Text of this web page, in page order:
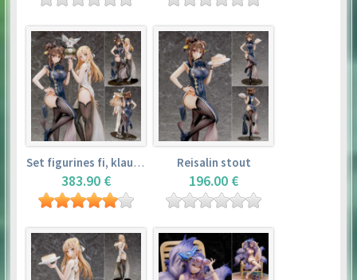
Set figurines fi, klaudia valentz, reisalin stout
383.90 €
Reisalin stout
196.00 €